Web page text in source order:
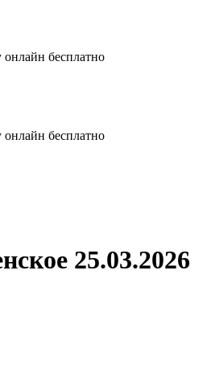
бесплатно
бесплатно
25.03.2026